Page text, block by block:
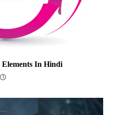
Elements In Hindi